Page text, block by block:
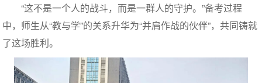
“这不是一个人的战斗，而是一群人的守护。”备考过程
中，师生从“教与学”的关系升华为“并肩作战的伙伴”，共同铸就
了这场胜利。